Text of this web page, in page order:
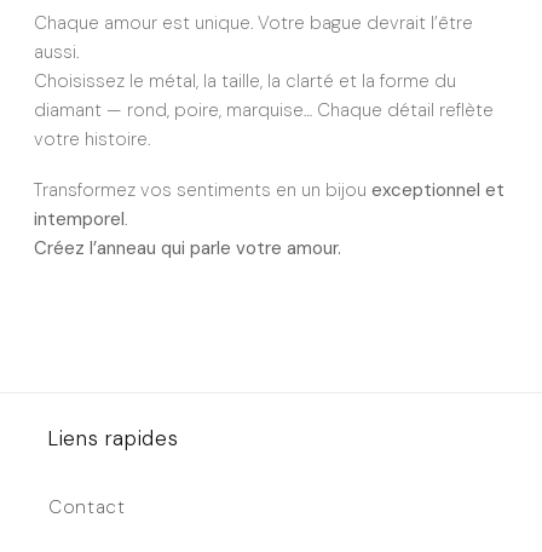
Chaque amour est unique. Votre bague devrait l’être
aussi.
Choisissez le métal, la taille, la clarté et la forme du
diamant — rond, poire, marquise… Chaque détail reflète
votre histoire.
Transformez vos sentiments en un bijou exceptionnel et
intemporel.
Créez l’anneau qui parle votre amour.
Liens rapides
Contact